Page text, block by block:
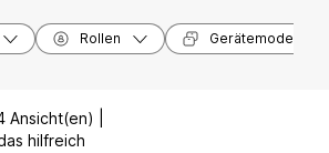
Rollen Gerätemodelle
Ansicht(en) |
hilfreich